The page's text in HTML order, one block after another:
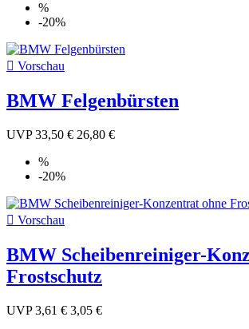
%
-20%
 Vorschau
BMW Felgenbürsten
UVP 33,50 € 26,80 €
%
-20%
 Vorschau
BMW Scheibenreiniger-
Frostschutz
UVP 3,61 € 3,05 €